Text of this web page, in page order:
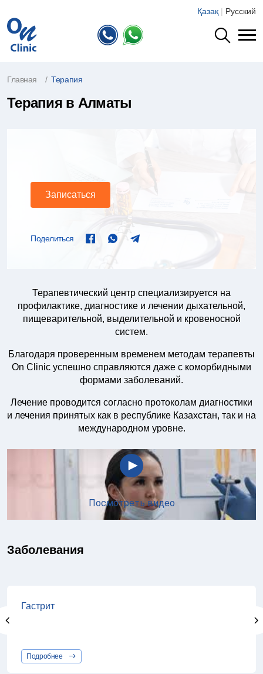
Қазақ | Русский
Главная Терапия
Терапия в Алматы
Терапия в Алматы
Записаться
Поделиться
Терапевтический центр специализируется на
профилактике, диагностике и лечении дыхательной,
пищеварительной, выделительной и кровеносной
систем.
Благодаря проверенным временем методам терапевты
On Clinic успешно справляются даже с коморбидными
формами заболеваний.
Лечение проводится согласно протоколам диагностики
и лечения принятых как в республике Казахстан, так и на
международном уровне.
Посмотреть видео
Заболевания
Гастрит
Подробнее